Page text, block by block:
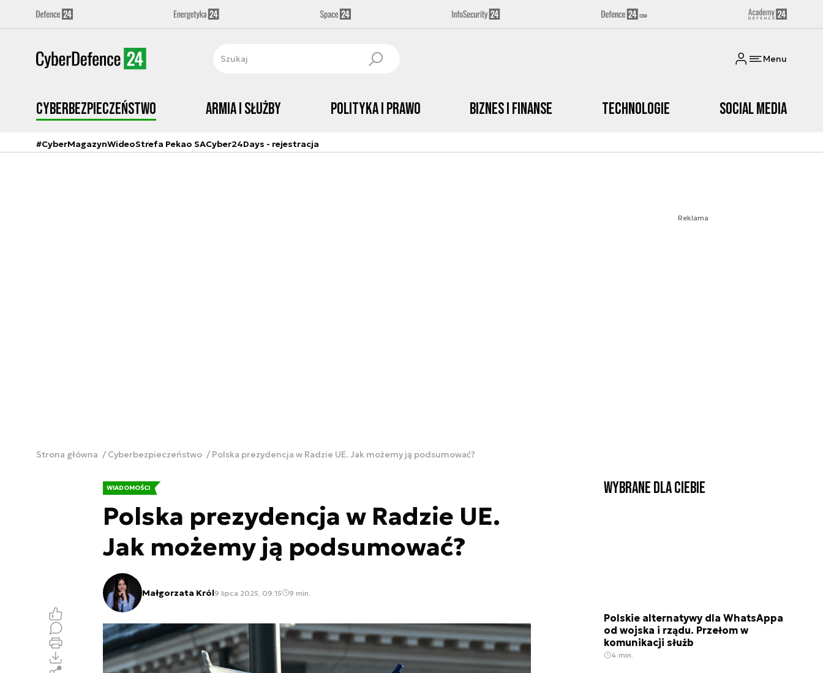
Menu
Cyberbezpieczeństwo Armia i Służby Polityka i prawo Biznes i Finanse Technologie Social media
#CyberMagazynWideoStrefa Pekao SACyber24Days - rejestracja
Reklama
Strona główna Cyberbezpieczeństwo Polska prezydencja w Radzie UE. Jak możemy ją podsumować?
WIADOMOŚCI
Polska prezydencja w Radzie UE.
Jak możemy ją podsumować?
Małgorzata Król9 lipca 2025, 09:15 9 min.
Wybrane dla Ciebie
Polskie alternatywy dla WhatsAppa
od wojska i rządu. Przełom w
komunikacji służb
4 min.